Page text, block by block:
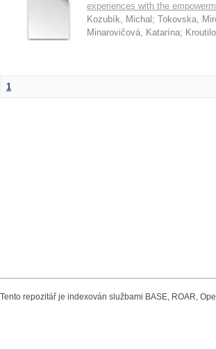
experiences with the
Kozubík, Michal ; Tokovska,
Minarovičová, Katarína;
1
Tento repozitář je indexován službami BASE, ROAR,